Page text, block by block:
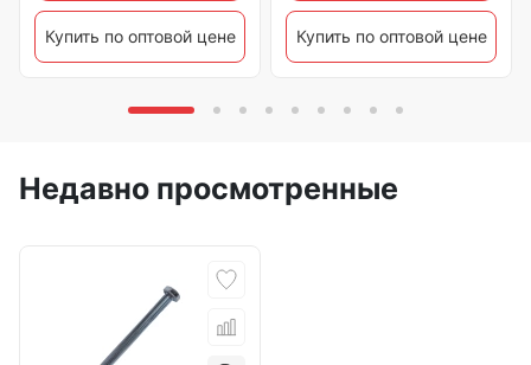
Купить по оптовой цене Купить по оптовой цене
Недавно просмотренные